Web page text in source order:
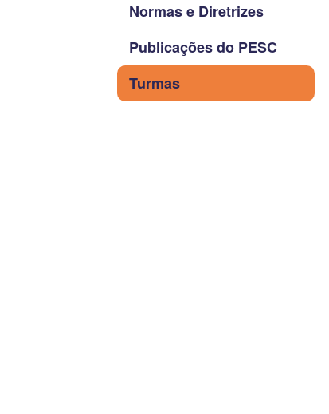
Normas e Diretrizes
Publicações do PESC
Turmas